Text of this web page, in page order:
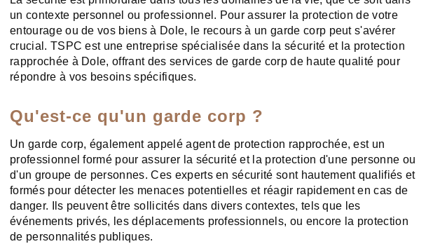
un contexte personnel ou professionnel. Pour assurer la protection de votre
entourage ou de vos biens à Dole, le recours à un garde corp peut s'avérer
crucial. TSPC est une entreprise spécialisée dans la sécurité et la protection
rapprochée à Dole, offrant des services de garde corp de haute qualité pour
répondre à vos besoins spécifiques.
Qu'est-ce qu'un garde corp ?
Un garde corp, également appelé agent de protection rapprochée, est un
professionnel formé pour assurer la sécurité et la protection d'une personne ou
d'un groupe de personnes. Ces experts en sécurité sont hautement qualifiés et
formés pour détecter les menaces potentielles et réagir rapidement en cas de
danger. Ils peuvent être sollicités dans divers contextes, tels que les
événements privés, les déplacements professionnels, ou encore la protection
de personnalités publiques.